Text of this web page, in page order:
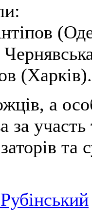
(Харків).
а
за
та